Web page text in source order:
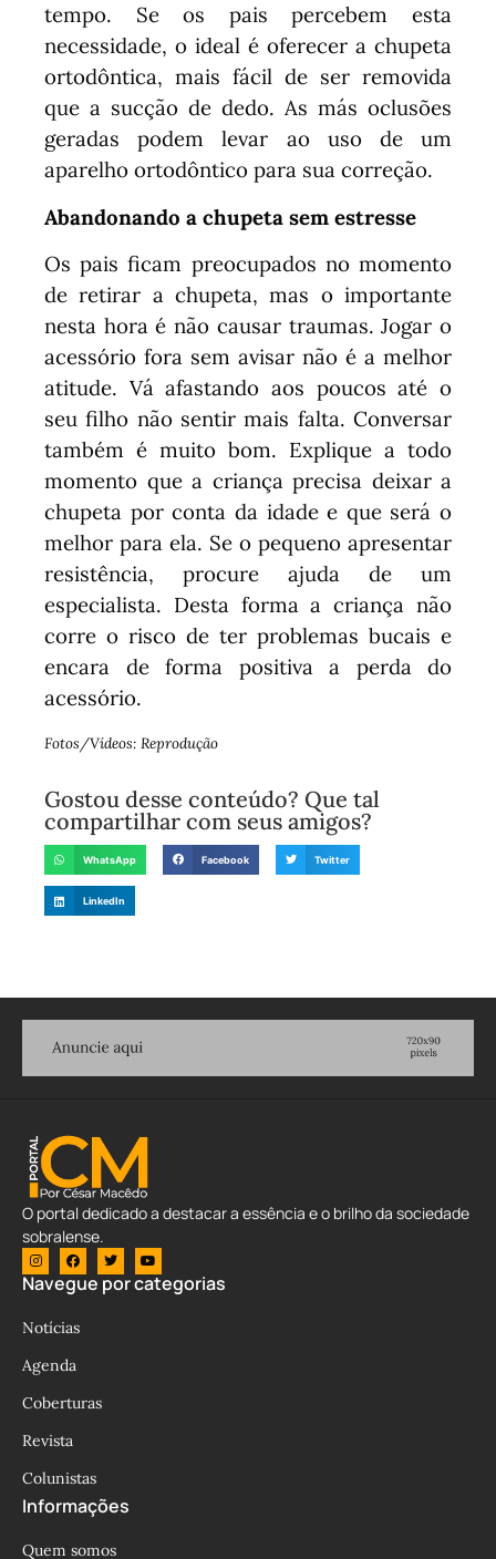
tempo. Se os pais percebem esta
necessidade, o ideal é oferecer a chupeta
ortodôntica, mais fácil de ser removida
que a sucção de dedo. As más oclusões
geradas podem levar ao uso de um
aparelho ortodôntico para sua correção.
Abandonando a chupeta sem estresse
Os pais ficam preocupados no momento
de retirar a chupeta, mas o importante
nesta hora é não causar traumas. Jogar o
acessório fora sem avisar não é a melhor
atitude. Vá afastando aos poucos até o
seu filho não sentir mais falta. Conversar
também é muito bom. Explique a todo
momento que a criança precisa deixar a
chupeta por conta da idade e que será o
melhor para ela. Se o pequeno apresentar
resistência, procure ajuda de um
especialista. Desta forma a criança não
corre o risco de ter problemas bucais e
encara de forma positiva a perda do
acessório.
Fotos/Vídeos: Reprodução
Gostou desse conteúdo? Que tal
compartilhar com seus amigos?
WhatsApp Facebook Twitter
LinkedIn
O portal dedicado a destacar a essência e o brilho da sociedade
sobralense.
Navegue por categorias
Notícias
Agenda
Coberturas
Revista
Colunistas
Informações
Quem somos